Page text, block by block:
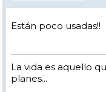
Están poco usadas!!
La vida es aquello
planes...